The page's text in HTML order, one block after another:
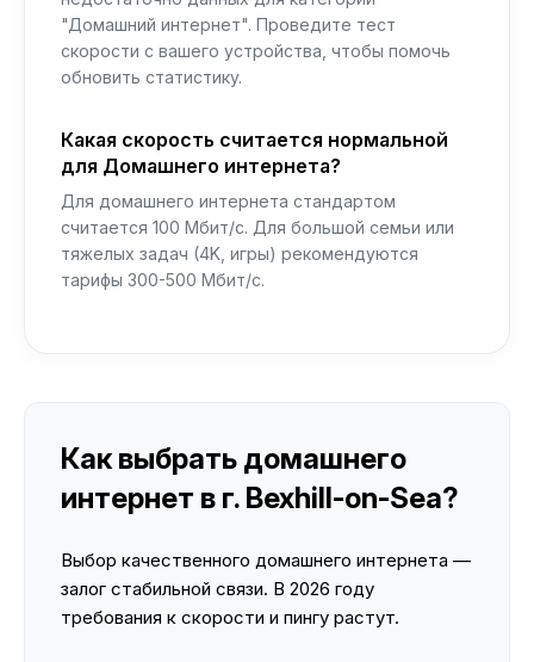
"Домашний интернет". Проведите тест
скорости с вашего устройства, чтобы помочь
обновить статистику.
Какая скорость считается нормальной
для Домашнего интернета?
Для домашнего интернета стандартом
считается 100 Мбит/с. Для большой семьи или
тяжелых задач (4K, игры) рекомендуются
тарифы 300-500 Мбит/с.
Как выбрать домашнего
интернет в г. Bexhill-on-Sea?
Выбор качественного домашнего интернета —
залог стабильной связи. В 2026 году
требования к скорости и пингу растут.